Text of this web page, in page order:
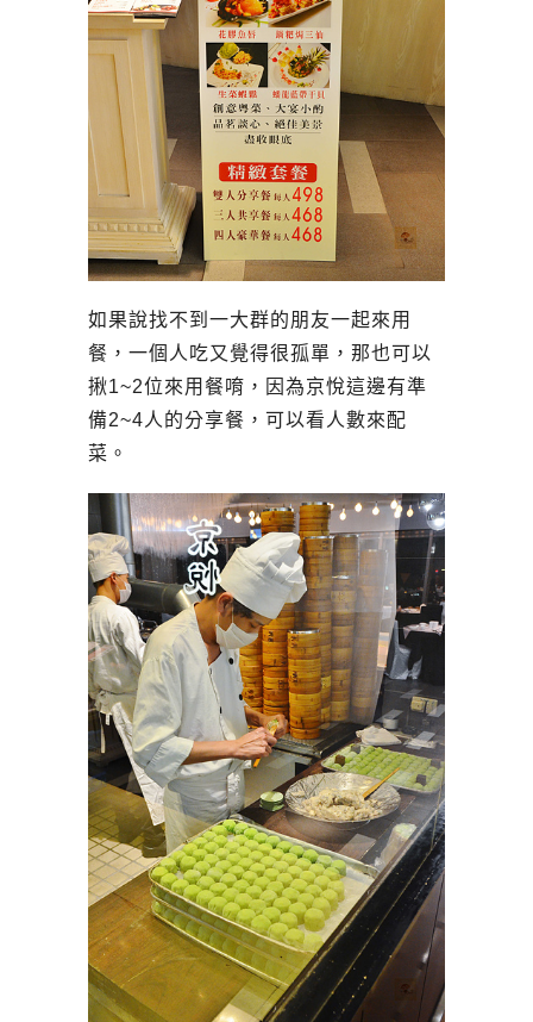
如果說找不到一大群的朋友一起來用
餐，一個人吃又覺得很孤單，那也可以
揪1~2位來用餐唷，因為京悅這邊有準
備2~4人的分享餐，可以看人數來配
菜。